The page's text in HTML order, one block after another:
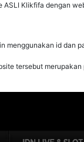
Klikfifa dengan
menggunakan id dan
tersebut